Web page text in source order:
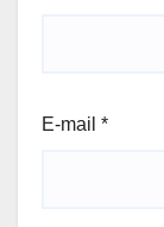
E-mail *